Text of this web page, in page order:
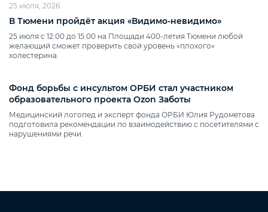
25 июля, 2026
В Тюмени пройдёт акция «Видимо‑невидимо»
25 июля с 12:00 до 15:00 на Площади 400‑летия Тюмени любой
желающий сможет проверить свой уровень «плохого»
холестерина.
Фонд борьбы с инсультом ОРБИ стал участником
образовательного проекта Ozon Заботы
Медицинский логопед и эксперт фонда ОРБИ Юлия Рудометова
подготовила рекомендации по взаимодействию с посетителями с
нарушениями речи.